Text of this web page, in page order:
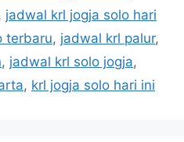
jadwal krl jogja solo hari
terbaru, jadwal krl palur,
, jadwal krl solo jogja,
, krl jogja solo hari ini